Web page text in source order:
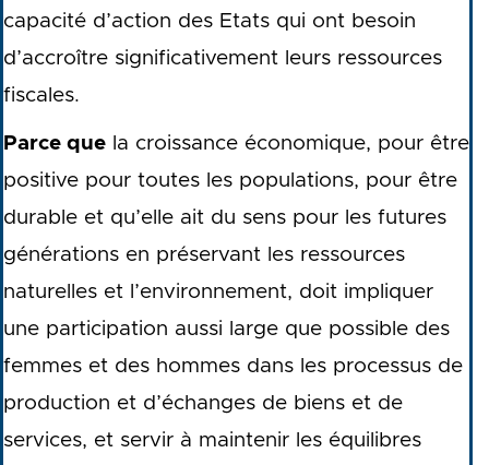
capacité d’action des Etats qui ont besoin
d’accroître significativement leurs ressources
fiscales.
Parce que la croissance économique, pour être
positive pour toutes les populations, pour être
durable et qu’elle ait du sens pour les futures
générations en préservant les ressources
naturelles et l’environnement, doit impliquer
une participation aussi large que possible des
femmes et des hommes dans les processus de
production et d’échanges de biens et de
services, et servir à maintenir les équilibres